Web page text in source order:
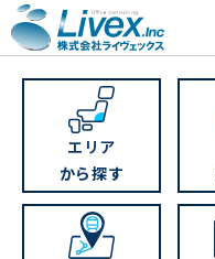
エリア
から探す